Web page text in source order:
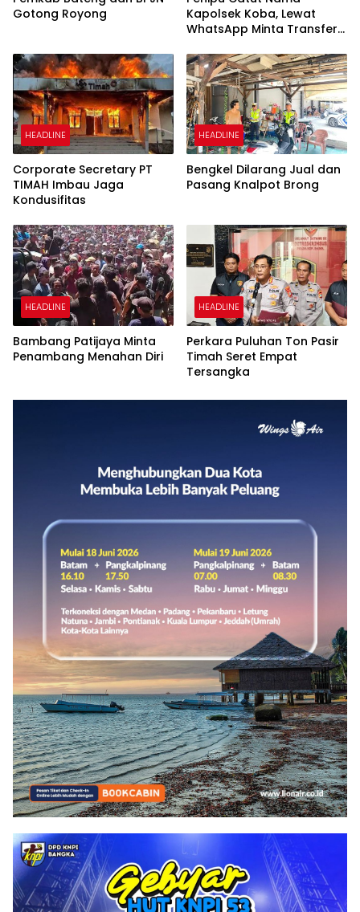
Gotong Royong
Kapolsek Koba, Lewat
WhatsApp Minta Transfer
HEADLINE
Corporate Secretary PT
TIMAH Imbau Jaga
Kondusifitas
HEADLINE
Bengkel Dilarang Jual dan
Pasang Knalpot Brong
HEADLINE
Bambang Patijaya Minta
Penambang Menahan Diri
HEADLINE
Perkara Puluhan Ton Pasir
Timah Seret Empat
Tersangka